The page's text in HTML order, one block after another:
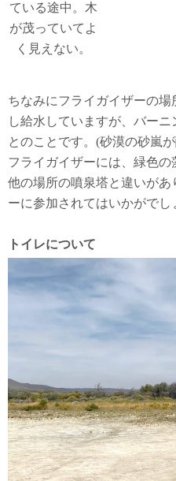
ている途中。木
が茂っていてよ
く見えない。
ちなみにフライガイザーの
し給水していますが、バー
とのことです。(砂漠の砂嵐
フライガイザーには、緑色の
他の場所の噴泉塔と違いが
ーに参加されてはいかがでし
トイレについて